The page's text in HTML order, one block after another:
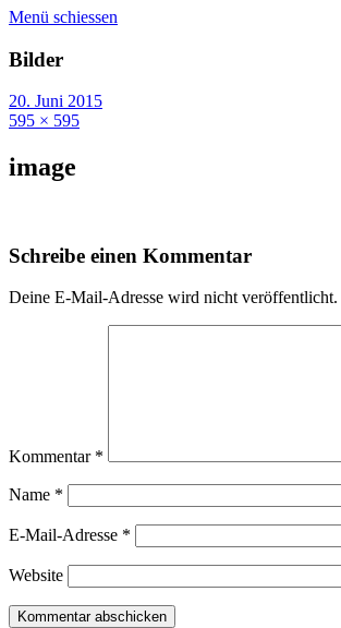
Menü schiessen
Bilder
20. Juni 2015
595 × 595
image
Schreibe einen Kommentar
Deine E-Mail-Adresse wird nicht veröffentlicht.
Kommentar *
Name *
E-Mail-Adresse *
Website